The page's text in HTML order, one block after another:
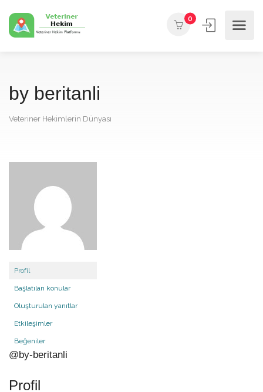
0
by beritanli
Veteriner Hekimlerin Dünyası
Profil
Başlatılan konular
Oluşturulan yanıtlar
Etkileşimler
Beğeniler
@by-beritanli
Profil